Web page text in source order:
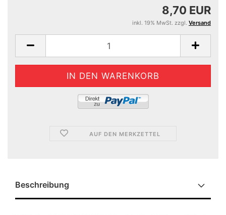
8,70 EUR
inkl. 19% MwSt. zzgl. Versand
AUF DEN MERKZETTEL
Beschreibung